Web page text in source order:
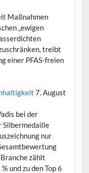
Maßnahmen
„ewigen
treibt
einer PFAS-freien
7. August
bei der
nur
zählt
und zu den Top 6